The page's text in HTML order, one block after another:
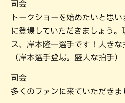
司会
トークショーを始めたいと思
に登場していただきましょう
ス、岸本隆一選手です！大きな
（岸本選手登場。盛大な拍手）
司会
多くのファンに来ていただきま